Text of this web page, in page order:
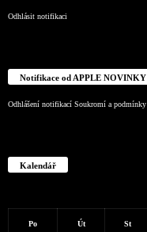
Odhlásit notifikaci
Notifikace od APPLE NOVINKY
Odhlášení notifikací Soukromí a podmínky
Kalendář
Po Út St